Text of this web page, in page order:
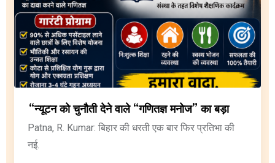
“न्यूटन को चुनौती देने वाले “गणितज्ञ मनोज” का बड़ा
Patna, R. Kumar: बिहार की धरती एक बार फिर प्रतिभा की
नई.